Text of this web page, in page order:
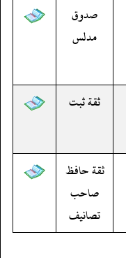
صدوق
مدلس
ثقة ثبت
ثقة حافظ
صاحب
تصانيف